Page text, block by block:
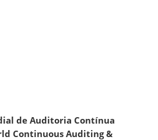
de Auditoria Contínua
Continuous Auditing &